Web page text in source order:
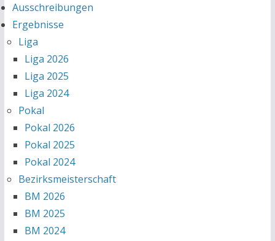
Ausschreibungen
Ergebnisse
Liga
Liga 2026
Liga 2025
Liga 2024
Pokal
Pokal 2026
Pokal 2025
Pokal 2024
Bezirksmeisterschaft
BM 2026
BM 2025
BM 2024